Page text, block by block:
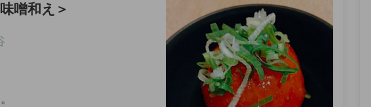
噌和え ＞